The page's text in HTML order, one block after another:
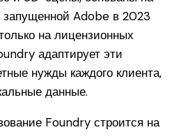
запущенной Adobe в 2023
на лицензионных
адаптирует эти
нужды каждого клиента,
данные.
Foundry строится на